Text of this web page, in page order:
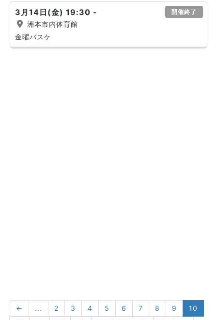
3月14日(金) 19:30 - 開催終了
洲本市内体育館
金曜バスケ
← ... 2 3 4 5 6 7 8 9
10